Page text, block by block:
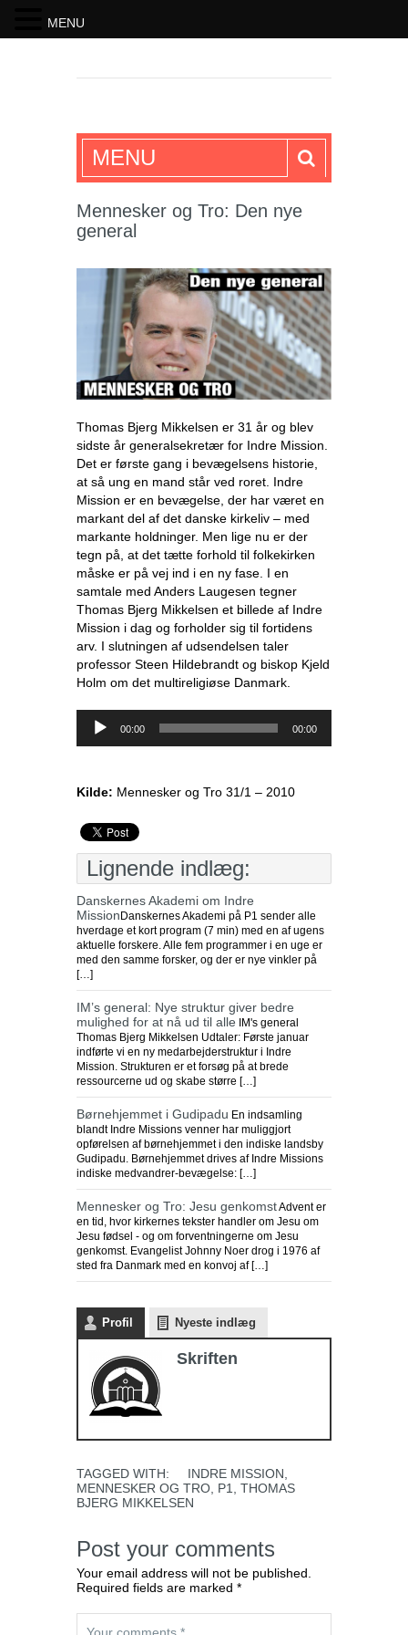
SKRIFTEN
MENU
Mennesker og Tro: Den nye
general
Thomas Bjerg Mikkelsen er 31 år og blev
sidste år generalsekretær for Indre Mission.
Det er første gang i bevægelsens historie,
at så ung en mand står ved roret. Indre
Mission er en bevægelse, der har været en
markant del af det danske kirkeliv – med
markante holdninger. Men lige nu er der
tegn på, at det tætte forhold til folkekirken
måske er på vej ind i en ny fase. I en
samtale med Anders Laugesen tegner
Thomas Bjerg Mikkelsen et billede af Indre
Mission i dag og forholder sig til fortidens
arv. I slutningen af udsendelsen taler
professor Steen Hildebrandt og biskop Kjeld
Holm om det multireligiøse Danmark.
00:00 00:00
Kilde: Mennesker og Tro 31/1 – 2010
Lignende indlæg:
Danskernes Akademi om Indre
Mission Danskernes Akademi på P1 sender alle
hverdage et kort program (7 min) med en af ugens
aktuelle forskere. Alle fem programmer i en uge er
med den samme forsker, og der er nye vinkler på
[…]
IM’s general: Nye struktur giver bedre
mulighed for at nå ud til alle IM's general
Thomas Bjerg Mikkelsen Udtaler: Første januar
indførte vi en ny medarbejderstruktur i Indre
Mission. Strukturen er et forsøg på at brede
ressourcerne ud og skabe større […]
Børnehjemmet i Gudipadu En indsamling
blandt Indre Missions venner har muliggjort
opførelsen af børnehjemmet i den indiske landsby
Gudipadu. Børnehjemmet drives af Indre Missions
indiske medvandrer-bevægelse: […]
Mennesker og Tro: Jesu genkomstAdvent er
en tid, hvor kirkernes tekster handler om Jesu om
Jesu fødsel - og om forventningerne om Jesu
genkomst. Evangelist Johnny Noer drog i 1976 af
sted fra Danmark med en konvoj af […]
Profil Nyeste indlæg
Skriften
TAGGED WITH: INDRE MISSION
MENNESKER OG TRO P1
THOMAS
BJERG MIKKELSEN
Post your comments
Your email address will not be published.
Required fields are marked *
MENU